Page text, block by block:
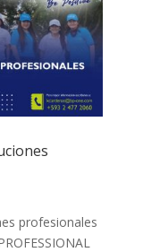
profesionales